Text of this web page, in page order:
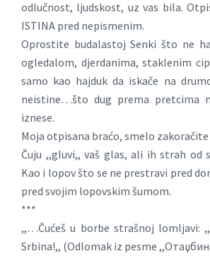
odlučnost, ljudskost, uz vas bila.
ISTINA pred nepismenim.
Oprostite budalastoj Senki što ne
ogledalom, djerdanima, staklenim
samo kao hajduk da iskače na
neistine…što dug prema pretcima
iznese.
Moja otpisana braćo, smelo zakoračite
Čuju ,,gluvi,, vaš glas, ali ih strah od
Kao i lopov što se ne prestravi pred
pred svojim lopovskim šumom.
***
,,…Čućeš u borbe strašnoj lomljavi:
Srbina!,, (Odlomak iz pesme